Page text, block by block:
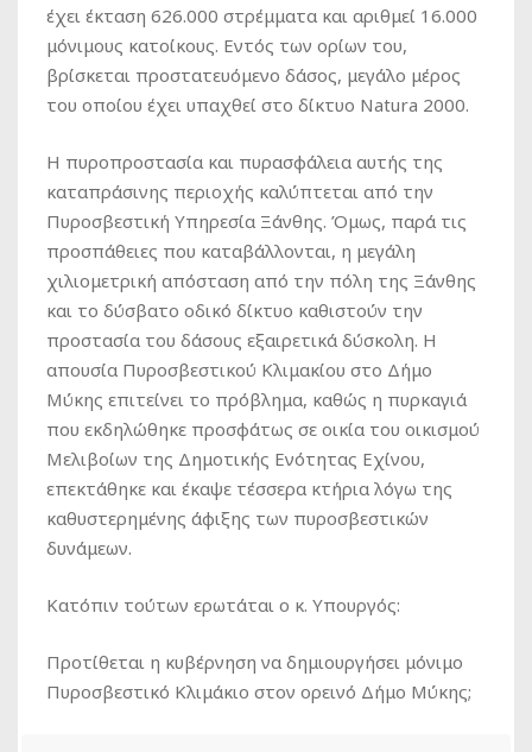
έχει έκταση 626.000 στρέμματα και αριθμεί 16.000
μόνιμους κατοίκους. Εντός των ορίων του,
βρίσκεται προστατευόμενο δάσος, μεγάλο μέρος
του οποίου έχει υπαχθεί στο δίκτυο Natura 2000.
Η πυροπροστασία και πυρασφάλεια αυτής της
καταπράσινης περιοχής καλύπτεται από την
Πυροσβεστική Υπηρεσία Ξάνθης. Όμως, παρά τις
προσπάθειες που καταβάλλονται, η μεγάλη
χιλιομετρική απόσταση από την πόλη της Ξάνθης
και το δύσβατο οδικό δίκτυο καθιστούν την
προστασία του δάσους εξαιρετικά δύσκολη. Η
απουσία Πυροσβεστικού Κλιμακίου στο Δήμο
Μύκης επιτείνει το πρόβλημα, καθώς η πυρκαγιά
που εκδηλώθηκε προσφάτως σε οικία του οικισμού
Μελιβοίων της Δημοτικής Ενότητας Εχίνου,
επεκτάθηκε και έκαψε τέσσερα κτήρια λόγω της
καθυστερημένης άφιξης των πυροσβεστικών
δυνάμεων.
Κατόπιν τούτων ερωτάται ο κ. Υπουργός:
Προτίθεται η κυβέρνηση να δημιουργήσει μόνιμο
Πυροσβεστικό Κλιμάκιο στον ορεινό Δήμο Μύκης;